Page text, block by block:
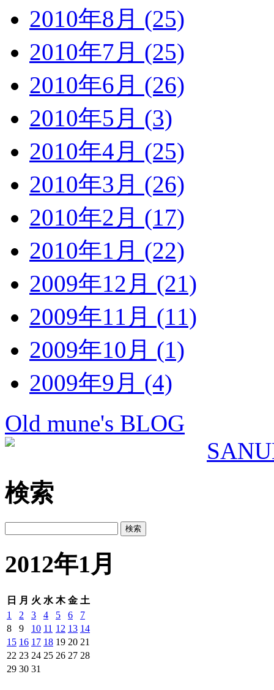
2010年8月 (25)
2010年7月 (25)
2010年6月 (26)
2010年5月 (3)
2010年4月 (25)
2010年3月 (26)
2010年2月 (17)
2010年1月 (22)
2009年12月 (21)
2009年11月 (11)
2009年10月 (1)
2009年9月 (4)
Old mune's BLOG
検索
2012年1月
日 月 火 水 木 金 土
1
2 3 4 5 6
7
8
9 10 11 12 13 14
15 16 17 18 19 20 21
22 23 24 25 26 27 28
29 30 31